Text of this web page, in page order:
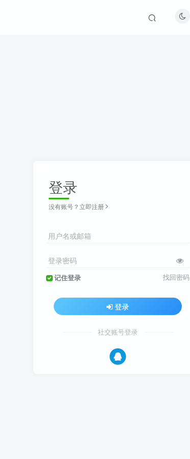
登录
没有账号？立即注册
用户名或邮箱
登录密码
记住登录 找回密码
登录
社交账号登录